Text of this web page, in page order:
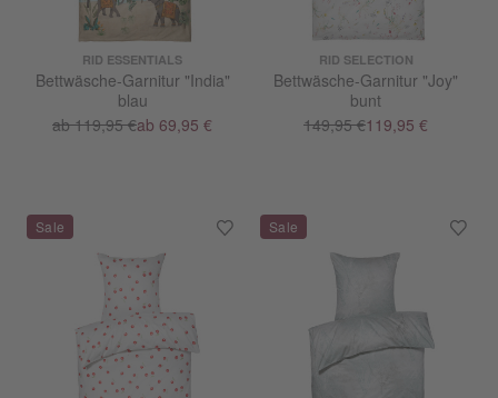
RID ESSENTIALS
Bettwäsche-Garnitur "India"
blau
ab 119,95 €ab 69,95 €
RID SELECTION
Bettwäsche-Garnitur "Joy"
bunt
149,95 €119,95 €